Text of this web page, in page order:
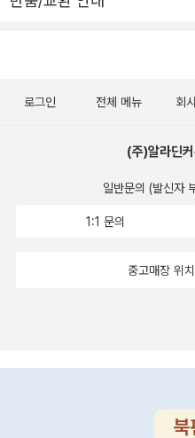
로그인 전체 메뉴 회
(주)알라딘
일반문의 (발신자
1:1 문의
중고매장 위